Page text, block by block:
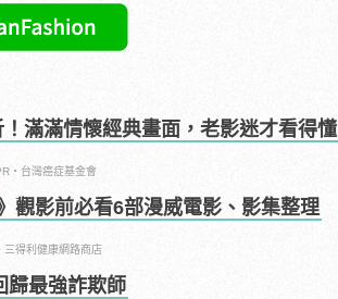
滿滿情懷經典畫面，老影迷才看得
・台灣癌症基金會
觀影前必看6部漫威電影、影集整理
三得利健康網路商店
歸最強詐欺師